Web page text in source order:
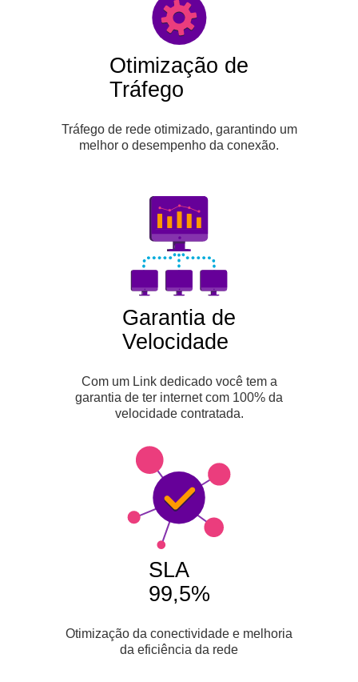
Otimização de
Tráfego
Tráfego de rede otimizado, garantindo um
melhor o desempenho da conexão.
Garantia de
Velocidade
Com um Link dedicado você tem a
garantia de ter internet com 100% da
velocidade contratada.
SLA
99,5%
Otimização da conectividade e melhoria
da eficiência da rede